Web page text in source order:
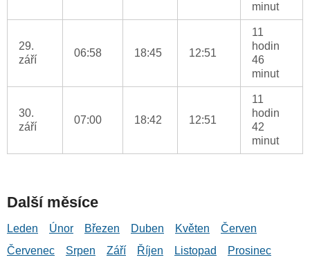
minut
29.
září
06:58 18:45 12:51
11
hodin
46
minut
30.
září
07:00 18:42 12:51
11
hodin
42
minut
Další měsíce
Leden Únor Březen Duben Květen
Červen
Červenec
Srpen Září Říjen Listopad Prosinec